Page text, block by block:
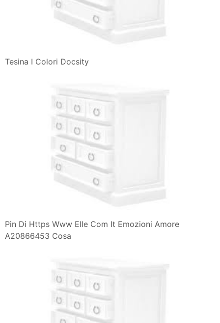
Tesina I Colori Docsity
Pin Di Https Www Elle Com It Emozioni Amore
A20866453 Cosa